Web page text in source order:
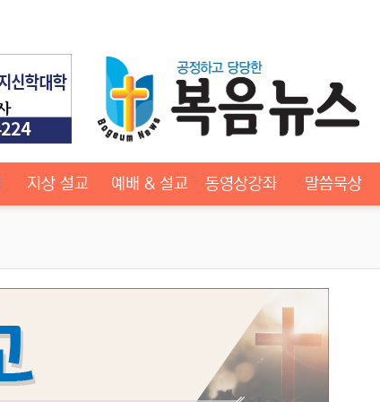
지상 설교 예배 & 설교 동영상강좌 말씀묵상